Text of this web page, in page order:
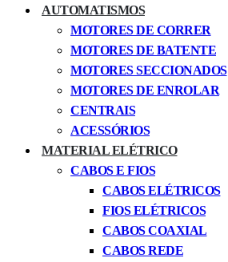
AUTOMATISMOS
MOTORES DE CORRER
MOTORES DE BATENTE
MOTORES SECCIONADOS
MOTORES DE ENROLAR
CENTRAIS
ACESSÓRIOS
MATERIAL ELÉTRICO
CABOS E FIOS
CABOS ELÉTRICOS
FIOS ELÉTRICOS
CABOS COAXIAL
CABOS REDE